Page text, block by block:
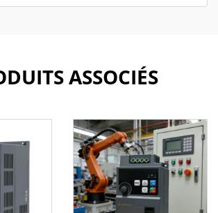
ASSOCIÉS